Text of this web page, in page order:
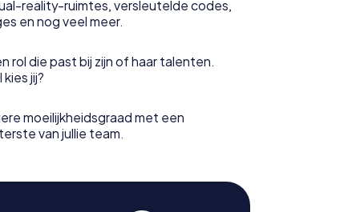
reality-ruimtes, versleutelde codes,
en nog veel meer.
rol die past bij zijn of haar talenten.
jij?
moeilijkheidsgraad met een
van jullie team.